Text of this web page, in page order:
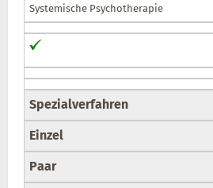
Systemische Psychotherapie
Spezialverfahren
Einzel
Paar